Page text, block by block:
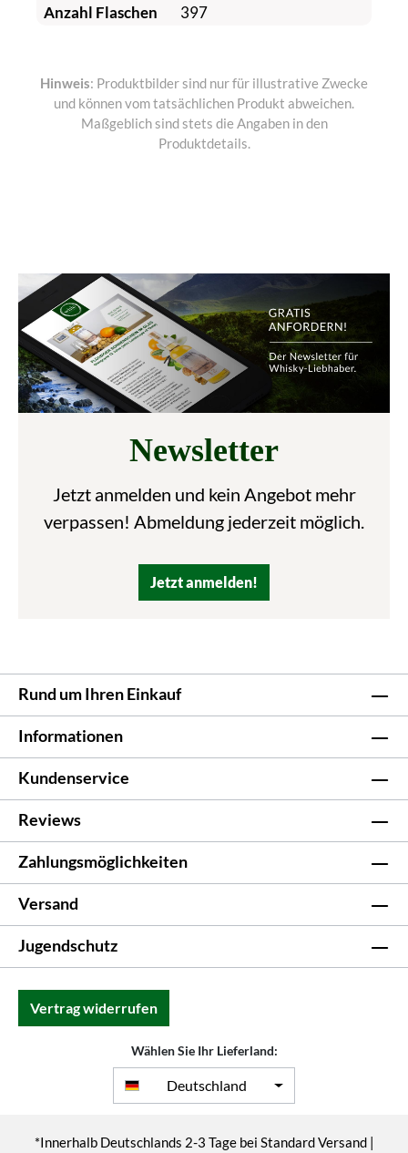
Anzahl Flaschen
397
Hinweis: Produktbilder sind nur für illustrative Zwecke
und können vom tatsächlichen Produkt abweichen.
Maßgeblich sind stets die Angaben in den
Produktdetails.
Newsletter
Jetzt anmelden und kein Angebot mehr
verpassen! Abmeldung jederzeit möglich.
Jetzt anmelden!
Rund um Ihren Einkauf
Informationen
Kundenservice
Reviews
Zahlungsmöglichkeiten
Versand
Jugendschutz
Vertrag widerrufen
Wählen Sie Ihr Lieferland:
Deutschland
*Innerhalb Deutschlands 2-3 Tage bei Standard Versand |